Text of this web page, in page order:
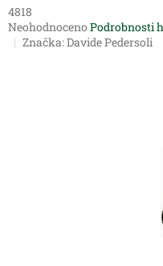
4818
Průměrné
hodnocení
Neohodnoceno Podrobnosti
Značka:Davide Pedersoli